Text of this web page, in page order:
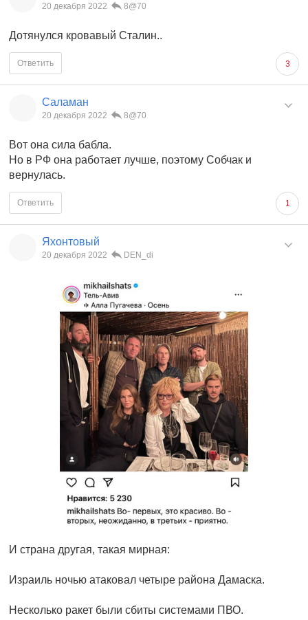
20 декабря 2022 8@70
Дотянулся кровавый Сталин..
3
Ответить
Саламан
20 декабря 2022 8@70
Вот она сила бабла.
Но в РФ она работает лучше, поэтому Собчак и
вернулась.
1
Ответить
Яхонтовый
20 декабря 2022 DEN_di
И страна другая, такая мирная:
Израиль ночью атаковал четыре района Дамаска.
Несколько ракет были сбиты системами ПВО.